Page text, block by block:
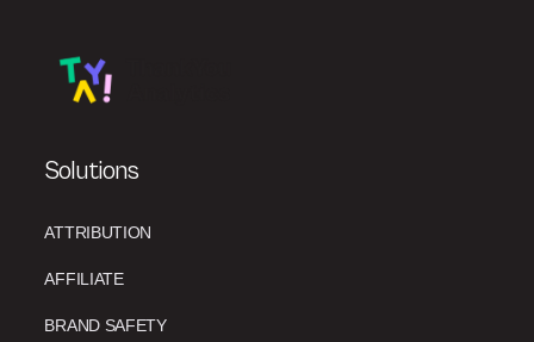
Solutions
ATTRIBUTION
AFFILIATE
BRAND SAFETY